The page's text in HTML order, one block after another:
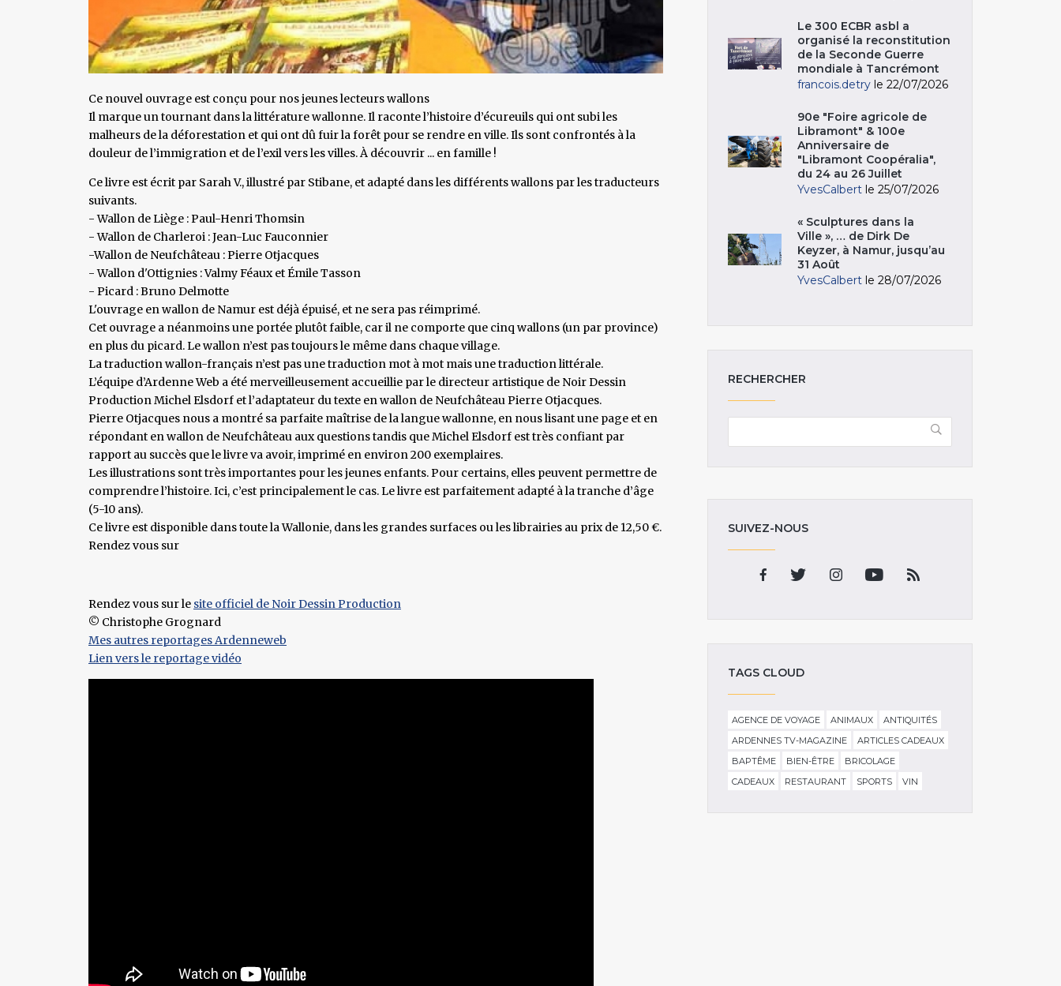
Ce nouvel ouvrage est conçu pour nos jeunes lecteurs wallons
Il marque un tournant dans la littérature wallonne. Il raconte l’histoire d’écureuils qui ont subi les
malheurs de la déforestation et qui ont dû fuir la forêt pour se rendre en ville. Ils sont confrontés à la
douleur de l’immigration et de l’exil vers les villes. À découvrir ... en famille !
Ce livre est écrit par Sarah V., illustré par Stibane, et adapté dans les différents wallons par les traducteurs
suivants.
- Wallon de Liège : Paul-Henri Thomsin
- Wallon de Charleroi : Jean-Luc Fauconnier
-Wallon de Neufchâteau : Pierre Otjacques
- Wallon d'Ottignies : Valmy Féaux et Émile Tasson
- Picard : Bruno Delmotte
L'ouvrage en wallon de Namur est déjà épuisé, et ne sera pas réimprimé.
Cet ouvrage a néanmoins une portée plutôt faible, car il ne comporte que cinq wallons (un par province)
en plus du picard. Le wallon n’est pas toujours le même dans chaque village.
La traduction wallon-français n’est pas une traduction mot à mot mais une traduction littérale.
L’équipe d’Ardenne Web a été merveilleusement accueillie par le directeur artistique de Noir Dessin
Production Michel Elsdorf et l’adaptateur du texte en wallon de Neufchâteau Pierre Otjacques.
Pierre Otjacques nous a montré sa parfaite maîtrise de la langue wallonne, en nous lisant une page et en
répondant en wallon de Neufchâteau aux questions tandis que Michel Elsdorf est très confiant par
rapport au succès que le livre va avoir, imprimé en environ 200 exemplaires.
Les illustrations sont très importantes pour les jeunes enfants. Pour certains, elles peuvent permettre de
comprendre l’histoire. Ici, c’est principalement le cas. Le livre est parfaitement adapté à la tranche d’âge
(5-10 ans).
Ce livre est disponible dans toute la Wallonie, dans les grandes surfaces ou les librairies au prix de 12,50 €.
Rendez vous sur
Rendez vous sur le site officiel de Noir Dessin Production
© Christophe Grognard
Mes autres reportages Ardenneweb
Lien vers le reportage vidéo
Le 300 ECBR asbl a
organisé la reconstitution
de la Seconde Guerre
mondiale à Tancrémont
francois.detry le 22/07/2026
90e "Foire agricole de
Libramont" & 100e
Anniversaire de
"Libramont Coopéralia",
du 24 au 26 Juillet
YvesCalbert le 25/07/2026
« Sculptures dans la
Ville », … de Dirk De
Keyzer, à Namur, jusqu’au
31 Août
YvesCalbert le 28/07/2026
RECHERCHER
SUIVEZ-NOUS
TAGS CLOUD
AGENCE DE VOYAGE ANIMAUX
ANTIQUITÉS
ARDENNES TV-MAGAZINE
ARTICLES CADEAUX
BAPTÊME
BIEN-ÊTRE
BRICOLAGE
CADEAUX
RESTAURANT SPORTS VIN